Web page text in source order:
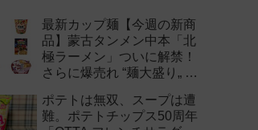
最新カップ麺【今週の新商
品】蒙古タンメン中本「北
極ラーメン」ついに解禁！
さらに爆売れ “麺大盛り„ シ
作まとめ！
ポテトは無双、スープは遭
難。ポテトチップス50周年